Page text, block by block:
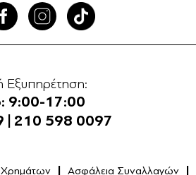
Εξυπηρέτηση:
9:00-17:00
210 598 0097
Χρημάτων Ασφάλεια Συναλλαγών